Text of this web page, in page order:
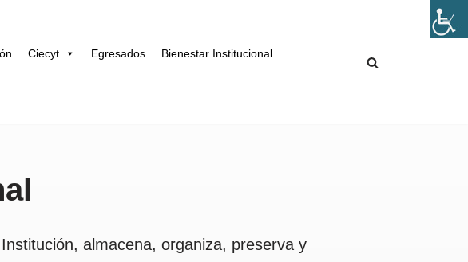
Ciecyt Egresados
Bienestar Institucional
almacena, organiza, preserva y